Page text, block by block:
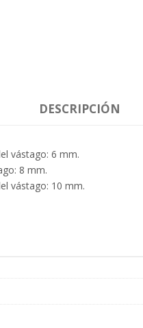
DESCRIPCIÓN
vástago: 6 mm.
8 mm.
vástago: 10 mm.